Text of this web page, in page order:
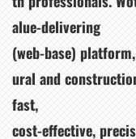
alue-delivering
(web-base)
ural and
fast,
cost-effective,